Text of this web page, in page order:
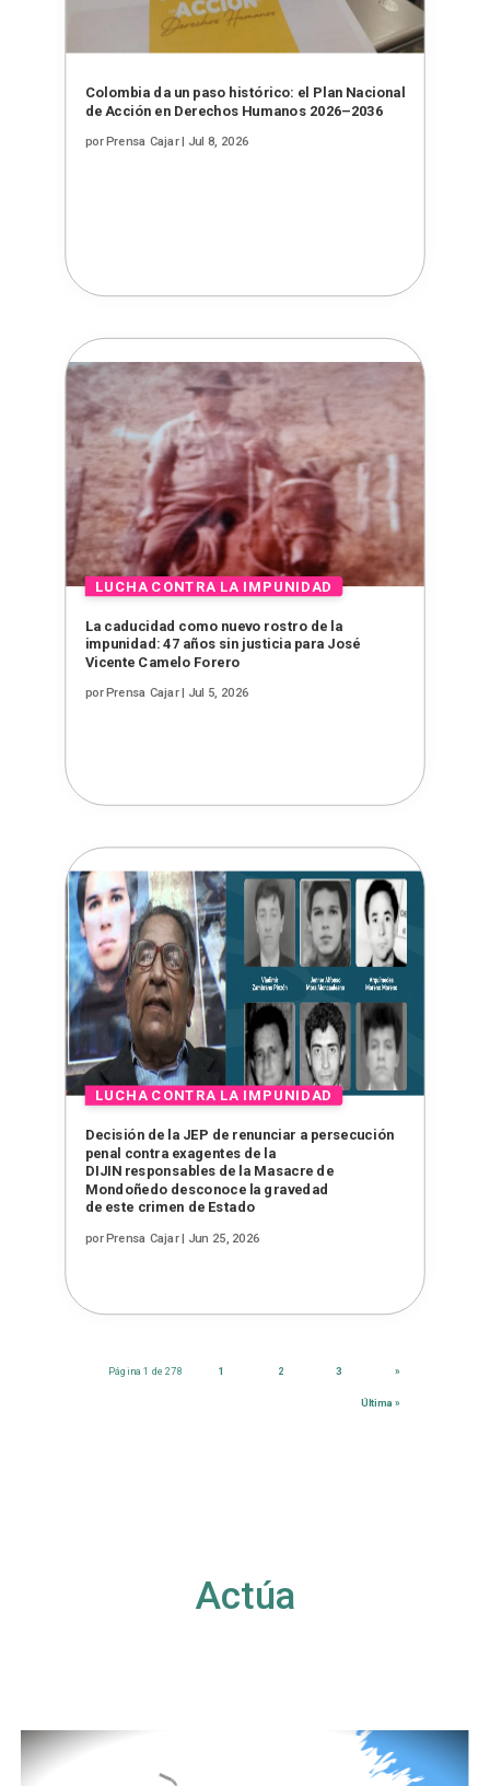
Colombia da un paso histórico: el Plan Nacional
de Acción en Derechos Humanos 2026–2036
porPrensa Cajar| Jul 8, 2026
La caducidad como nuevo rostro de la
impunidad: 47 años sin justicia para José
Vicente Camelo Forero
porPrensa Cajar| Jul 5, 2026
Decisión de la JEP de renunciar a persecución
penal contra exagentes de la
DIJIN responsables de la Masacre de
Mondoñedo desconoce la gravedad
de este crimen de Estado
porPrensa Cajar| Jun 25, 2026
Página 1 de 278 1 2 3 »
Última »
Actúa